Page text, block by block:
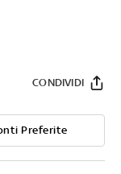
Preferite
CONDIVIDI